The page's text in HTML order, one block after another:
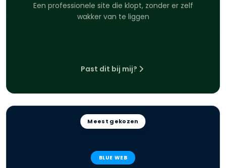
Een professionele site die klopt, zonder er zelf
wakker van te liggen
Past dit bij mij?
Meest gekozen
BLUE WEB